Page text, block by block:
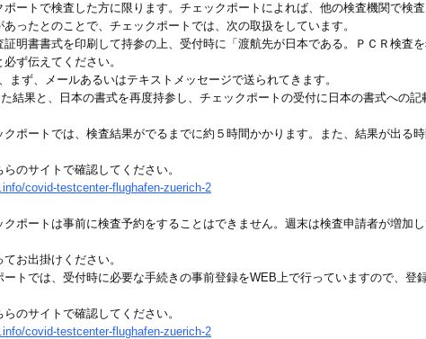
ポートで検査した方に限ります。チェックポートによれば、他の検査機関で検
ったとのことで、チェックポートでは、次の取扱をしています。
証明書書式を印刷して持参の上、受付時に「渡航先が日本である。ＰＣＲ検査
ず伝えてください。
まず、メールあるいはテキストメッセージで送られてきます。
た結果と、日本の書式を再度持参し、チェックポートの受付に日本の書式への記
クポートでは、検査結果がでるまでに約５時間かかります。また、結果が出る時
のサイトで確認してください。
covid-testcenter-flughafen-zuerich-2
クポートは事前に検査予約をすることはできません。週末は検査申請者が増加
お出掛けください。
ートでは、受付時に必要な手続きの事前登録をWEB上で行っていますので、登
のサイトで確認してください。
covid-testcenter-flughafen-zuerich-2